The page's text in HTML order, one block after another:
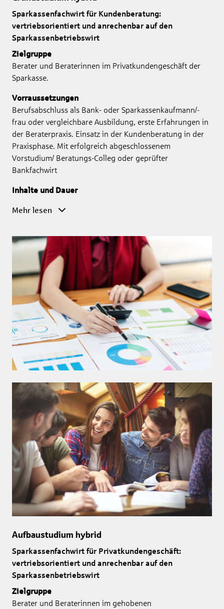
Sparkassenfachwirt für Kundenberatung:
vertriebsorientiert und anrechenbar auf den
Sparkassenbetriebswirt
Zielgruppe
Berater und Beraterinnen im Privatkundengeschäft der
Sparkasse.
Vorraussetzungen
Berufsabschluss als Bank- oder Sparkassenkaufmann/-
frau oder vergleichbare Ausbildung, erste Erfahrungen in
der Beraterpraxis. Einsatz in der Kundenberatung in der
Praxisphase. Mit erfolgreich abgeschlossenem
Vorstudium/ Beratungs-Colleg oder geprüfter
Bankfachwirt
Inhalte und Dauer
Mehr lesen
Aufbaustudium hybrid
Sparkassenfachwirt für Privatkundengeschäft:
vertriebsorientiert und anrechenbar auf den
Sparkassenbetriebswirt
Zielgruppe
Berater und Beraterinnen im gehobenen